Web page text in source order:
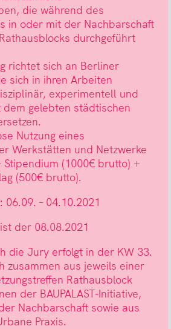
die während des
in oder mit der Nachbarschaft
durchgeführt
richtet sich an Berliner
sich in ihren Arbeiten
experimentell und
gelebten städtischen
Nutzung eines
Werkstätten und Netzwerke
Stipendium (1000€ brutto) +
(500€ brutto).
06.09. – 04.10.2021
der 08.08.2021
die Jury erfolgt in der KW 33.
zusammen aus jeweils einer
Rathausblock
der BAUPALAST-Initiative,
Nachbarschaft sowie aus
Praxis.